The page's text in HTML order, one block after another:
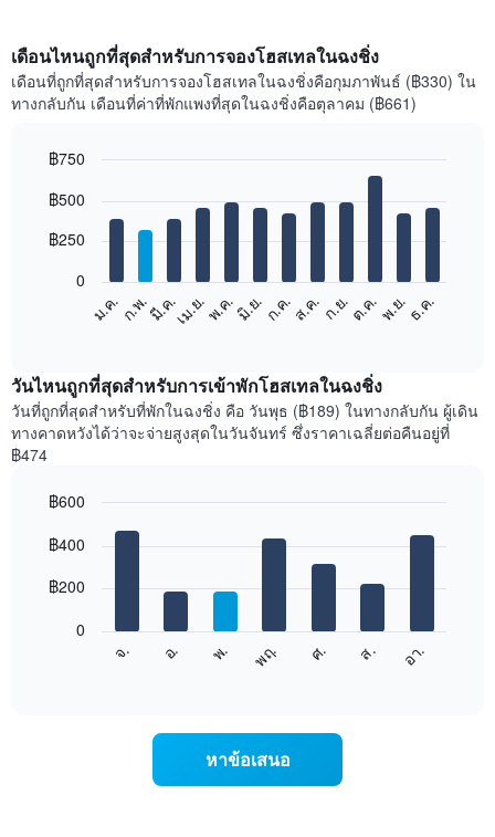
เดือนไหนถูกที่สุดสำหรับการจองโฮสเทลในฉงชิ่ง
เดือนที่ถูกที่สุดสำหรับการจองโฮสเทลในฉงชิ่งคือกุมภาพันธ์ (฿330) ใน
ทางกลับกัน เดือนที่ค่าที่พักแพงที่สุดในฉงชิ่งคือตุลาคม (฿661)
chart
12
แสดง
ราคา
เฉลี่ย
ของ
ห้อง
ใน
เดือน
graphic.
ม.ค.ก.พ.มี.ค.เม.ย.พ.ค.มิ.ย.ก.ค.ส.ค.ก.ย.ต.ค.พ.ย.ธ.ค.
0
฿250
฿500
฿750
วันไหนถูกที่สุดสำหรับการเข้าพักโฮสเทลในฉงชิ่ง
วันที่ถูกที่สุดสำหรับที่พักในฉงชิ่ง คือ วันพุธ (฿189) ในทางกลับกัน ผู้เดิน
ทางคาดหวังได้ว่าจะจ่ายสูงสุดในวันจันทร์ ซึ่งราคาเฉลี่ยต่อคืนอยู่ที่
฿474
chart
bars.
แผนภูมิ
graphic.
จ. อ. พ. พฤ. ศ. ส. อา.
0
฿200
฿400
฿600
หาข้อเสนอ